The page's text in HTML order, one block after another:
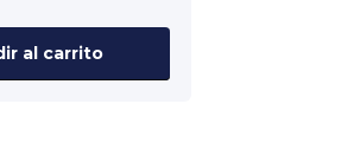
al carrito